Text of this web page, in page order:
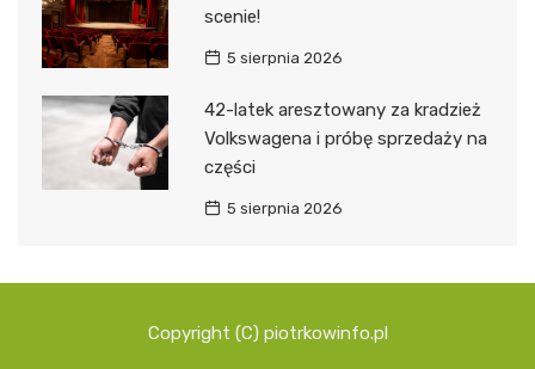
scenie!
5 sierpnia 2026
42-latek aresztowany za kradzież
Volkswagena i próbę sprzedaży na
części
5 sierpnia 2026
Copyright (C) piotrkowinfo.pl